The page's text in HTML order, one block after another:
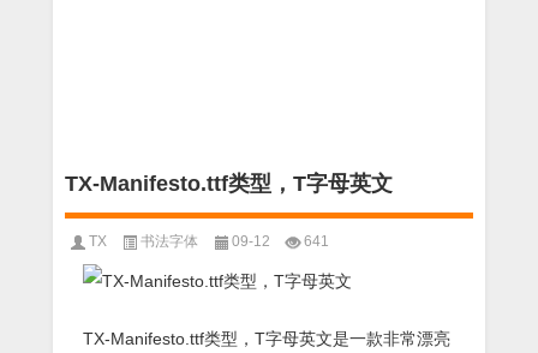
TX-Manifesto.ttf类型，T字母英文
TX 书法字体 09-12 641
TX-Manifesto.ttf类型，T字母英文是一款非常漂亮